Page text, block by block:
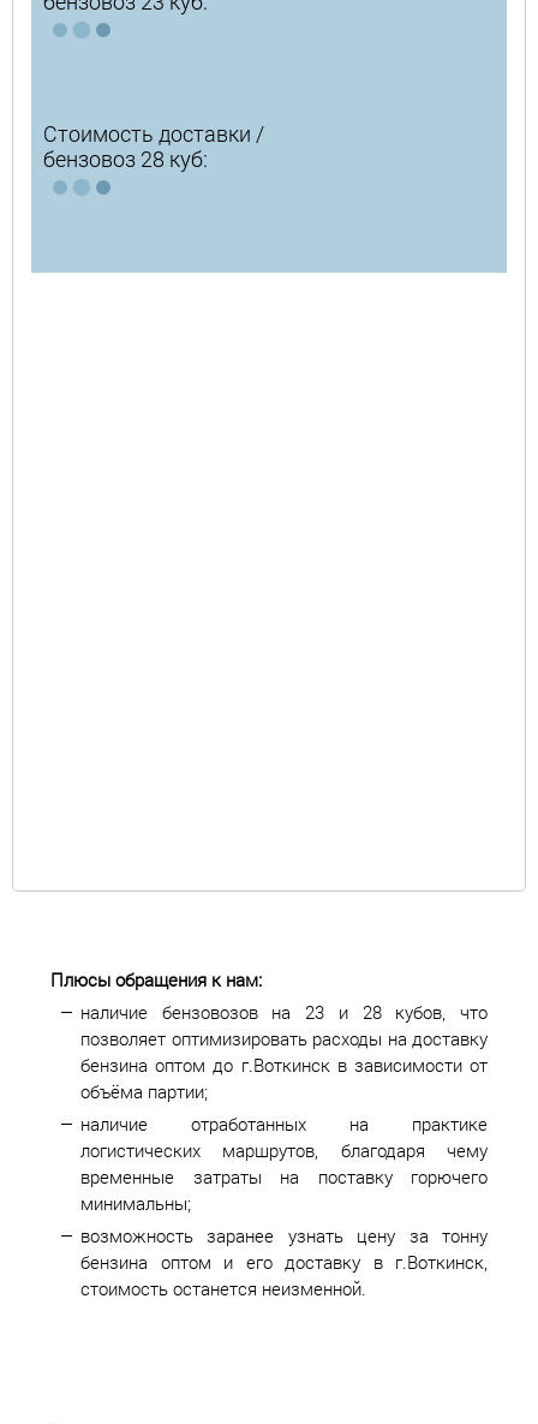
Стоимость доставки /
бензовоз 28 куб:
Плюсы обращения к нам:
наличие бензовозов на 23 и 28 кубов, что
позволяет оптимизировать расходы на доставку
бензина оптом до г.Воткинск в зависимости от
объёма партии;
наличие отработанных на практике
логистических маршрутов, благодаря чему
временные затраты на поставку горючего
минимальны;
возможность заранее узнать цену за тонну
бензина оптом и его доставку в г.Воткинск,
стоимость останется неизменной.